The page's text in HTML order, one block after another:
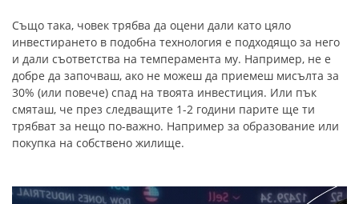
Също така, човек трябва да оцени дали като цяло
инвестирането в подобна технология е подходящо за него
и дали съответства на темперамента му. Например, не е
добре да започваш, ако не можеш да приемеш мисълта за
30% (или повече) спад на твоята инвестиция. Или пък
смяташ, че през следващите 1-2 години парите ще ти
трябват за нещо по-важно. Например за образование или
покупка на собствено жилище.